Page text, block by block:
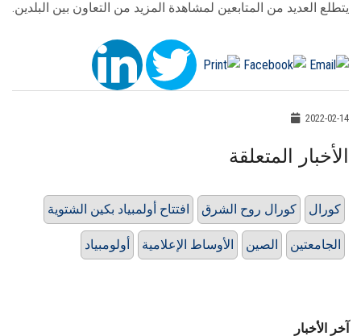
يتطلع العديد من المتابعين لمشاهدة المزيد من التعاون بين البلدين.
2022-02-14
الأخبار المتعلقة
افتتاح أولمبياد بكين الشتوية كورال روح الشرق كورال
أولومبياد الأوساط الإعلامية الصين الجامعتين
آخر الأخبار